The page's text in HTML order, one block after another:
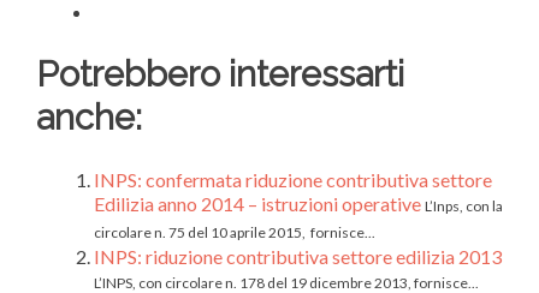
Potrebbero interessarti
anche:
INPS: confermata riduzione contributiva settore
Edilizia anno 2014 – istruzioni operative L’Inps, con la
circolare n. 75 del 10 aprile 2015, fornisce...
INPS: riduzione contributiva settore edilizia 2013
L’INPS, con circolare n. 178 del 19 dicembre 2013, fornisce...